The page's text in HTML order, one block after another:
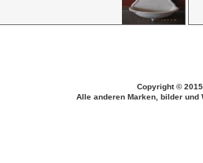
Copyright ©
Alle anderen Marken, bilder und